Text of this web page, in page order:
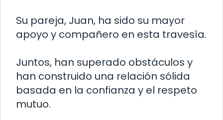
Su pareja, Juan, ha sido su mayor
apoyo y compañero en esta travesía.
Juntos, han superado obstáculos y
han construido una relación sólida
basada en la confianza y el respeto
mutuo.